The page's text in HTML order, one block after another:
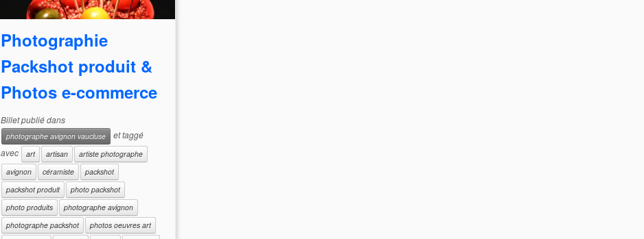
Photographie
Packshot produit &
Photos e-commerce
Billet publié dans
photographe avignon vaucluse
et taggé
avec
art artisan
artiste photographe
avignon
céramiste
packshot
packshot produit
photo packshot
photo produits
photographe avignon
photographe packshot
photos oeuvres art